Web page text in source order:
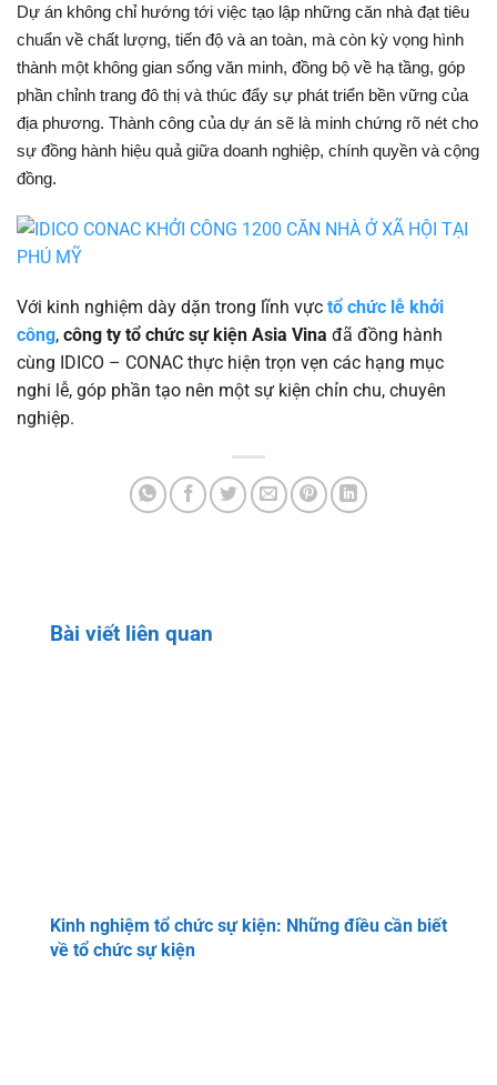
Dự án không chỉ hướng tới việc tạo lập những căn nhà đạt tiêu
chuẩn về chất lượng, tiến độ và an toàn, mà còn kỳ vọng hình
thành một không gian sống văn minh, đồng bộ về hạ tầng, góp
phần chỉnh trang đô thị và thúc đẩy sự phát triển bền vững của
địa phương. Thành công của dự án sẽ là minh chứng rõ nét cho
sự đồng hành hiệu quả giữa doanh nghiệp, chính quyền và cộng
đồng.
Với kinh nghiệm dày dặn trong lĩnh vực tổ chức lễ khởi
công, công ty tổ chức sự kiện Asia Vina đã đồng hành
cùng IDICO – CONAC thực hiện trọn vẹn các hạng mục
nghi lễ, góp phần tạo nên một sự kiện chỉn chu, chuyên
nghiệp.
Bài viết liên quan
Kinh nghiệm tổ chức sự kiện: Những điều cần biết
về tổ chức sự kiện